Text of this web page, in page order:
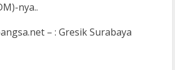
nya..
– : Gresik Surabaya